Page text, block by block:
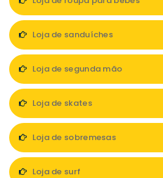
Loja de sanduíches
Loja de segunda mão
Loja de skates
Loja de sobremesas
Loja de surf